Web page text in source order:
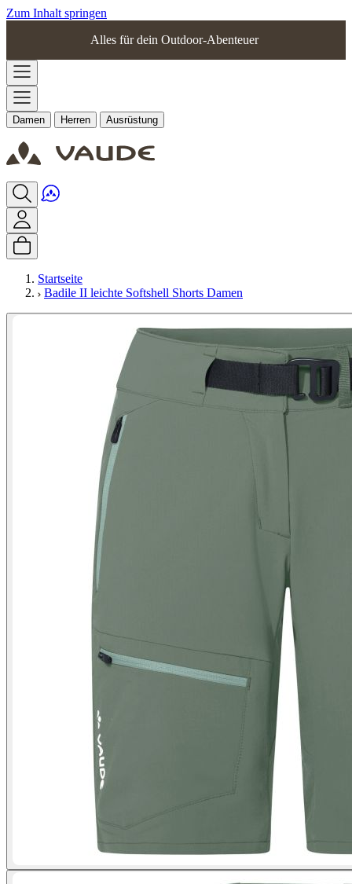
Zum Inhalt springen
Alles für dein Outdoor-Abenteuer
Damen Herren Ausrüstung
Startseite
Badile II leichte Softshell Shorts Damen